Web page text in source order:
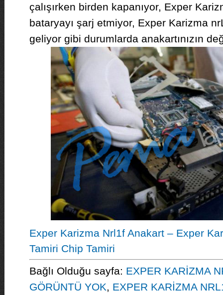
çalışırken birden kapanıyor, Exper
bataryayı şarj etmiyor, Exper Karizma
geliyor gibi durumlarda anakartınızın
Exper Karizma Nrl1f Anakart – Exper
Tamiri Chip Tamiri
Bağlı Olduğu sayfa: EXPER KARİZMA
GÖRÜNTÜ YOK, EXPER KARİZMA